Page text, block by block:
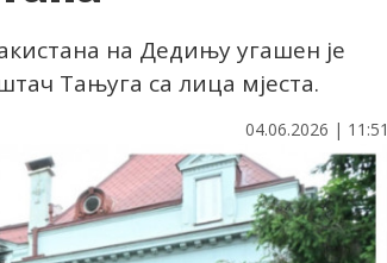
на Дедињу угашен је
Тањуга са лица мјеста.
04.06.2026 | 11:51